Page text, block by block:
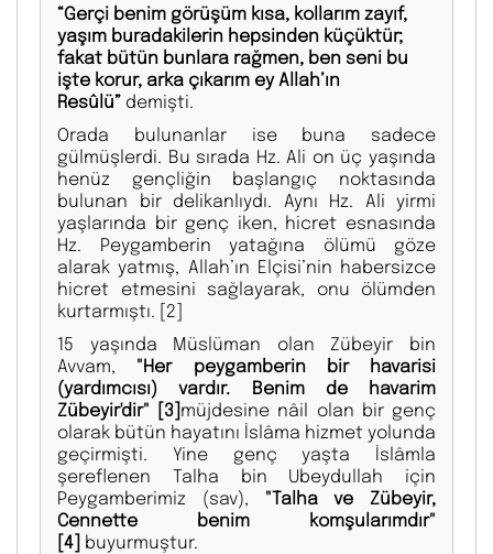
“Gerçi benim görüşüm kısa, kollarım zayıf,
yaşım buradakilerin hepsinden küçüktür;
fakat bütün bunlara rağmen, ben seni bu
işte korur, arka çıkarım ey Allah’ın
Resûlü” demişti.
Orada bulunanlar ise buna sadece
gülmüşlerdi. Bu sırada Hz. Ali on üç yaşında
henüz gençliğin başlangıç noktasında
bulunan bir delikanlıydı. Aynı Hz. Ali yirmi
yaşlarında bir genç iken, hicret esnasında
Hz. Peygamberin yatağına ölümü göze
alarak yatmış, Allah’ın Elçisi’nin habersizce
hicret etmesini sağlayarak, onu ölümden
kurtarmıştı. [2]
15 yaşında Müslüman olan Zübeyir bin
Avvam, "Her peygamberin bir havarisi
(yardımcısı) vardır. Benim de havarim
Zübeyir'dir" [3]müjdesine nâil olan bir genç
olarak bütün hayatını İslâma hizmet yolunda
geçirmişti. Yine genç yaşta İslâmla
şereflenen Talha bin Ubeydullah için
Peygamberimiz (sav), "Talha ve Zübeyir,
Cennette benim komşularımdır"
[4] buyurmuştur.